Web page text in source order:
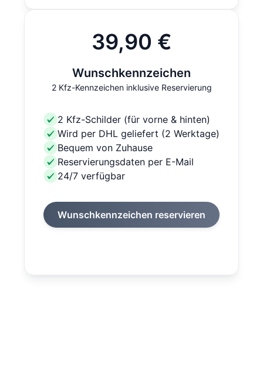
39,90 €
Wunschkennzeichen
2 Kfz-Kennzeichen inklusive Reservierung
2 Kfz-Schilder (für vorne & hinten)
Wird per DHL geliefert (2 Werktage)
Bequem von Zuhause
Reservierungsdaten per E-Mail
24/7 verfügbar
Wunschkennzeichen reservieren